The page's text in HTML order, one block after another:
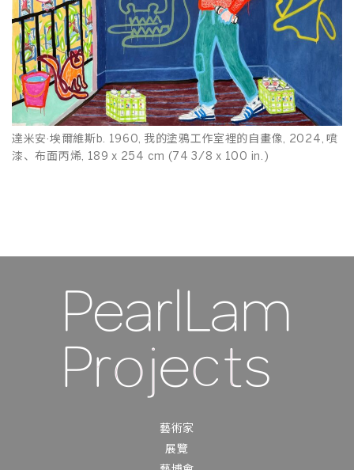
達米安·埃爾維斯b. 1960, 我的塗鴉工作室裡的自畫像, 2024, 噴
漆、布面丙烯, 189 x 254 cm (74 3/8 x 100 in.)
藝術家
展覽